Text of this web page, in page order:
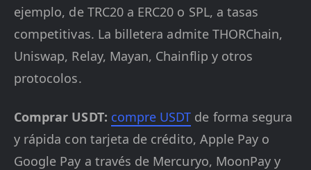
ejemplo, de TRC20 a ERC20 o SPL, a tasas
competitivas. La billetera admite THORChain,
Uniswap, Relay, Mayan, Chainflip y otros
protocolos.
Comprar USDT: compre USDT de forma segura
y rápida con tarjeta de crédito, Apple Pay o
Google Pay a través de Mercuryo, MoonPay y